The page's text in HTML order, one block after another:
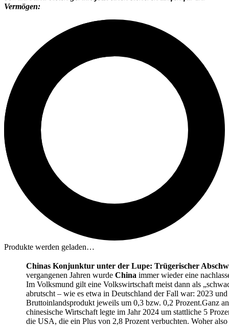
Vermögen:
Produkte werden geladen…
Chinas Konjunktur unter der Lupe: Trügerischer
vergangenen Jahren wurde China immer wieder eine
Im Volksmund gilt eine Volkswirtschaft meist dann als
abrutscht – wie es etwa in Deutschland der Fall war: 2023 und
Bruttoinlandsprodukt jeweils um 0,3 bzw. 0,2 Prozent.Ganz
chinesische Wirtschaft legte im Jahr 2024 um stattliche 5
die USA, die ein Plus von 2,8 Prozent verbuchten. Woher